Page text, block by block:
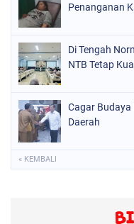
Penanganan
Di Tengah
NTB Tetap
Cagar
Daerah
« KEMBALI